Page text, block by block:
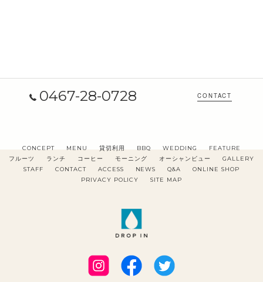
0467-28-0728 CONTACT
CONCEPT MENU 貸切利用 BBQ WEDDING
FEATURE
フルーツ
ランチ コーヒー モーニング オーシャンビュー
GALLERY
STAFF
CONTACT ACCESS NEWS Q&A
ONLINE SHOP
PRIVACY POLICY
SITE MAP